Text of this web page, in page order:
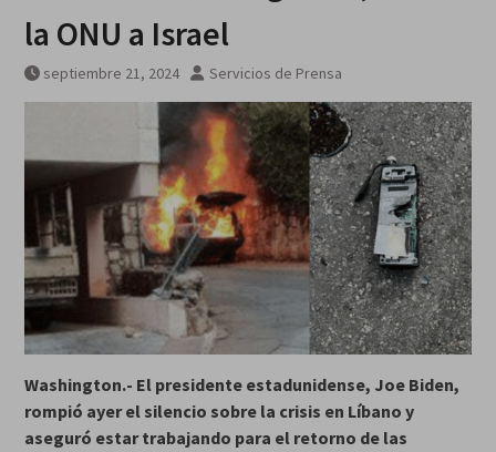
la ONU a Israel
septiembre 21, 2024 Servicios de Prensa
Washington.- El presidente estadunidense, Joe Biden,
rompió ayer el silencio sobre la crisis en Líbano y
aseguró estartrabajando para el retorno de las